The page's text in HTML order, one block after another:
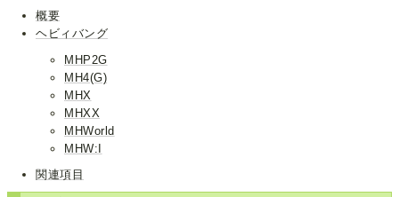
概要
ヘビィバング
MHP2G
MH4(G)
MHX
MHXX
MHWorld
MHW:I
関連項目